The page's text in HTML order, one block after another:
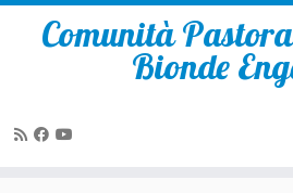
Comunità
Bionde